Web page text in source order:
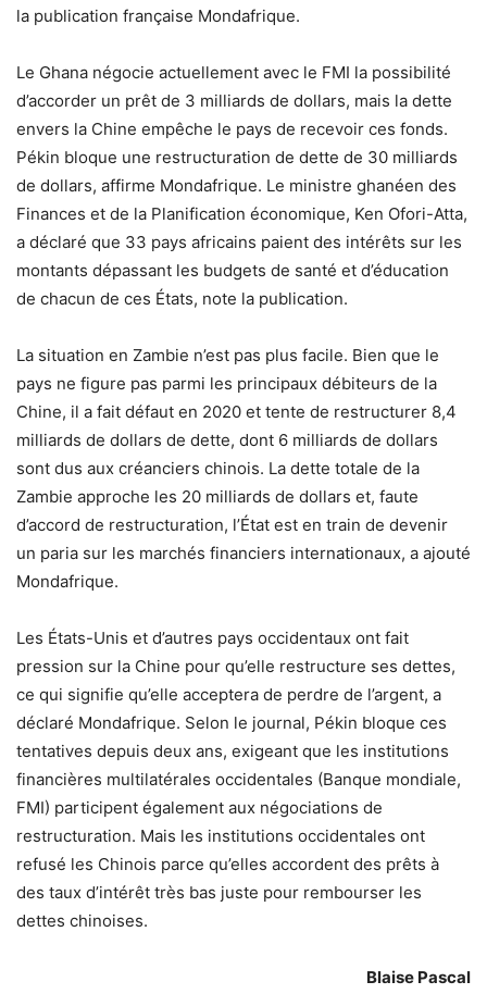
la publication française Mondafrique.
Le Ghana négocie actuellement avec le FMI la possibilité
d’accorder un prêt de 3 milliards de dollars, mais la dette
envers la Chine empêche le pays de recevoir ces fonds.
Pékin bloque une restructuration de dette de 30 milliards
de dollars, affirme Mondafrique. Le ministre ghanéen des
Finances et de la Planification économique, Ken Ofori-Atta,
a déclaré que 33 pays africains paient des intérêts sur les
montants dépassant les budgets de santé et d’éducation
de chacun de ces États, note la publication.
La situation en Zambie n’est pas plus facile. Bien que le
pays ne figure pas parmi les principaux débiteurs de la
Chine, il a fait défaut en 2020 et tente de restructurer 8,4
milliards de dollars de dette, dont 6 milliards de dollars
sont dus aux créanciers chinois. La dette totale de la
Zambie approche les 20 milliards de dollars et, faute
d’accord de restructuration, l’État est en train de devenir
un paria sur les marchés financiers internationaux, a ajouté
Mondafrique.
Les États-Unis et d’autres pays occidentaux ont fait
pression sur la Chine pour qu’elle restructure ses dettes,
ce qui signifie qu’elle acceptera de perdre de l’argent, a
déclaré Mondafrique. Selon le journal, Pékin bloque ces
tentatives depuis deux ans, exigeant que les institutions
financières multilatérales occidentales (Banque mondiale,
FMI) participent également aux négociations de
restructuration. Mais les institutions occidentales ont
refusé les Chinois parce qu’elles accordent des prêts à
des taux d’intérêt très bas juste pour rembourser les
dettes chinoises.
Blaise Pascal